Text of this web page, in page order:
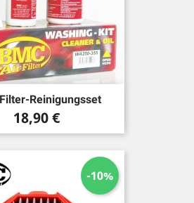
Reinigungsset
Preis
18,90 €
-10%